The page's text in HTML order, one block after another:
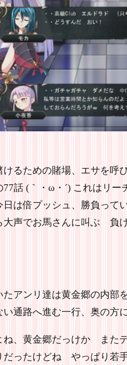
るための賭場、エサを呼
話 (｀・ω・´) これはリー
は倍プッシュ、勝負って
大声でお馬さんに叫ぶ 負
たアンリ達は黄金郷の内
通路へ進む一行、奥の方
ね、黄金郷だっけか また
だったけどね やっぱり若